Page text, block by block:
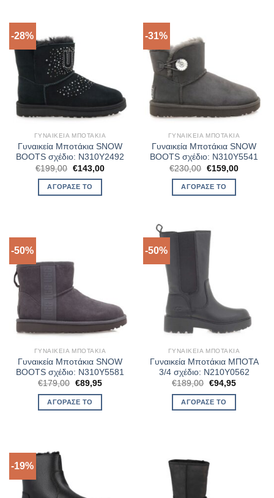
-28%
ΓΥΝΑΙΚΕΊΑ ΜΠΟΤΆΚΙΑ
Γυναικεία Μποτάκια SNOW
BOOTS σχέδιο: N310Y2492
€199,00 Original
was:
€199,00.
€143,00Η
ΑΓΌΡΑΣΈ ΤΟ
-31%
ΓΥΝΑΙΚΕΊΑ ΜΠΟΤΆΚΙΑ
Γυναικεία Μποτάκια SNOW
BOOTS σχέδιο: N310Y5541
€230,00 Original
was:
€230,00.
€159,00Η
ΑΓΌΡΑΣΈ ΤΟ
-50%
ΓΥΝΑΙΚΕΊΑ ΜΠΟΤΆΚΙΑ
Γυναικεία Μποτάκια SNOW
BOOTS σχέδιο: N310Y5581
€179,00 Original
was:
€179,00.
€89,95Η
ΑΓΌΡΑΣΈ ΤΟ
-50%
ΓΥΝΑΙΚΕΊΑ ΜΠΟΤΆΚΙΑ
Γυναικεία Μποτάκια ΜΠΟΤΑ
3/4 σχέδιο: N210Y0562
€189,00 Original
was:
€189,00.
€94,95Η
ΑΓΌΡΑΣΈ ΤΟ
-19%